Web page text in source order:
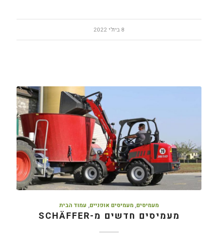
8 ביולי 2022
מעמיסים,מעמיסים אופניים, עמוד הבית
מעמיסים חדשים מ-SCHÄFFER